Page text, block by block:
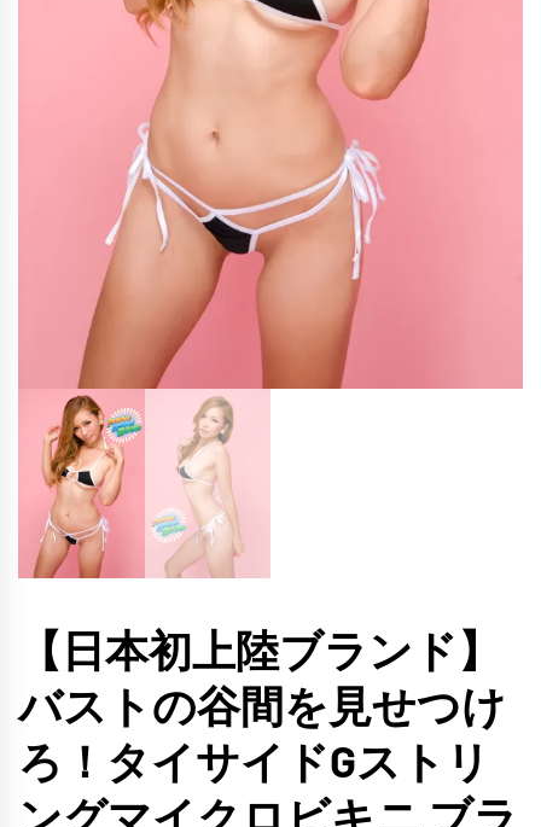
【日本初上陸ブランド】
バストの谷間を見せつけ
ろ！タイサイドGストリ
ングマイクロビキニ ブラ